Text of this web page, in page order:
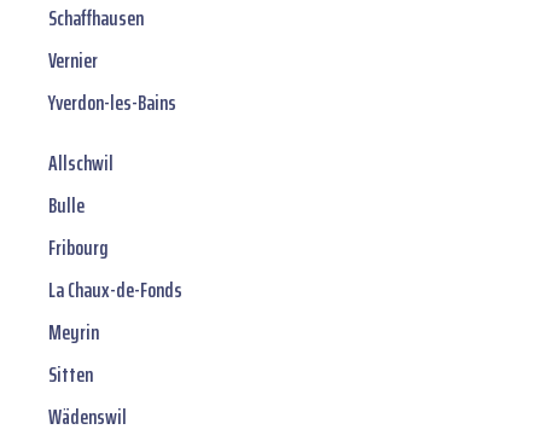
Schaffhausen
Vernier
Yverdon-les-Bains
Allschwil
Bulle
Fribourg
La Chaux-de-Fonds
Meyrin
Sitten
Wädenswil